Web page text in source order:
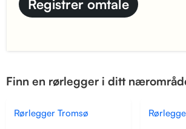
Finn en rørlegger i ditt
Rørlegger Tromsø